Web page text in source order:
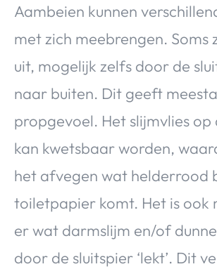
Aambeien kunnen
met zich meebrengen. Soms
uit, mogelijk zelfs door de
naar buiten. Dit geeft
propgevoel. Het slijmvlies op
kan kwetsbaar worden,
het afvegen wat helderrood
toiletpapier komt. Het is ook
er wat darmslijm en/of
door de sluitspier ‘lekt’. Dit